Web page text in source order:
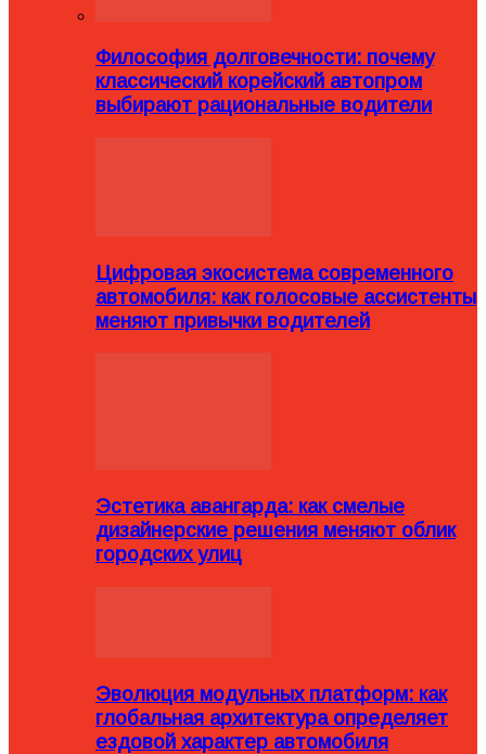
Философия долговечности: почему
классический корейский автопром
выбирают рациональные водители
Цифровая экосистема современного
автомобиля: как голосовые ассистенты
меняют привычки водителей
Эстетика авангарда: как смелые
дизайнерские решения меняют облик
городских улиц
Эволюция модульных платформ: как
глобальная архитектура определяет
ездовой характер автомобиля